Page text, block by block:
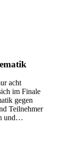
acht
im Finale
gegen
Teilnehmer
und…